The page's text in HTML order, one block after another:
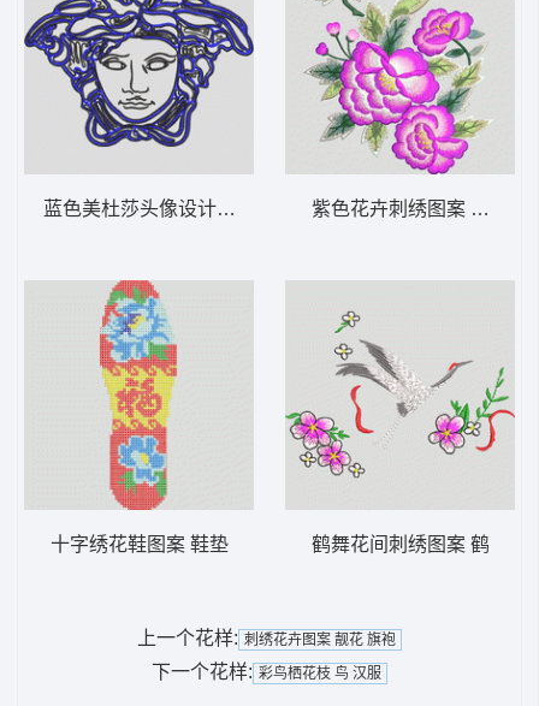
蓝色美杜莎头像设计 范思哲
十字绣花鞋图案 鞋垫
紫色花卉刺绣图案 靓花 旗
鹤舞花间刺绣图案 鹤
上一个花样: 刺绣花卉图案 靓花 旗袍
下一个花样: 彩鸟栖花枝 鸟 汉服